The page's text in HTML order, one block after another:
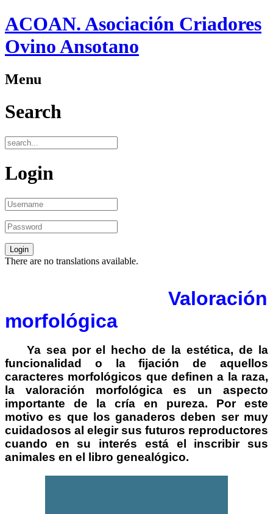
ACOAN. Asociación Criadores
Ovino Ansotano
Menu
Search
Login
There are no translations available.
Valoración
morfológica
Ya sea por el hecho de la estética, de la
funcionalidad o la fijación de aquellos
caracteres morfológicos que definen a la raza,
la valoración morfológica es un aspecto
importante de la cría en pureza. Por este
motivo es que los ganaderos deben ser muy
cuidadosos al elegir sus futuros reproductores
cuando en su interés está el inscribir sus
animales en el libro genealógico.